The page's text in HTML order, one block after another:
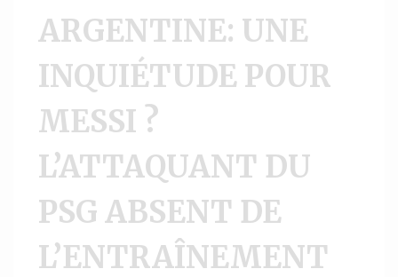
ARGENTINE: UNE
INQUIÉTUDE POUR
MESSI ?
L’ATTAQUANT DU
PSG ABSENT DE
L’ENTRAÎNEMENT